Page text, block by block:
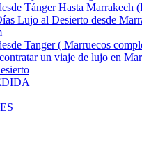
Tánger Hasta Marrakech
Lujo al Desierto desde
Tanger ( Marruecos
un viaje de lujo en